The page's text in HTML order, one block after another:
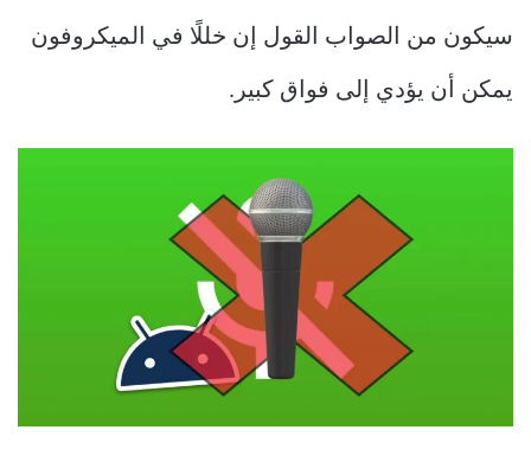
سيكون من الصواب القول إن خللًا في الميكروفون
يمكن أن يؤدي إلى فواق كبير.